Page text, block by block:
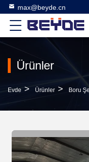
max@beyde.cn
Ürünler
Evde > Ürünler > Boru